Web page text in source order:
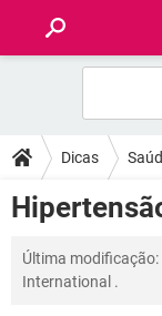
FÓRUM
SAÚDE
FAMÍLIA
Dicas
Última modificação:
International .